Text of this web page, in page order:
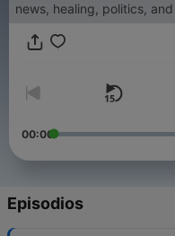
news, healing, politics,
00:00
Episodios